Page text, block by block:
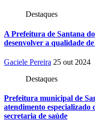
Destaques
A Prefeitura de Santana
desenvolver a qualidade
Gaciele Pereira 25 out 2024
Destaques
Prefeitura municipal de
atendimento
secretaria de saúde